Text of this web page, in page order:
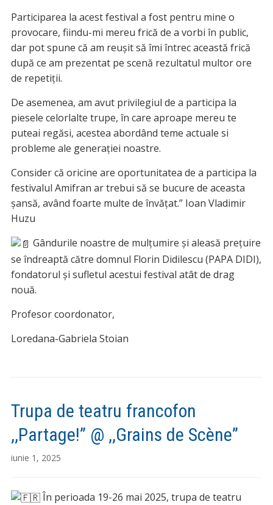
Participarea la acest festival a fost pentru mine o
provocare, fiindu-mi mereu frică de a vorbi în public,
dar pot spune că am reușit să îmi întrec această frică
după ce am prezentat pe scenă rezultatul multor ore
de repetiții.
De asemenea, am avut privilegiul de a participa la
piesele celorlalte trupe, în care aproape mereu te
puteai regăsi, acestea abordând teme actuale si
probleme ale generației noastre.
Consider că oricine are oportunitatea de a participa la
festivalul Amifran ar trebui să se bucure de aceasta
șansă, având foarte multe de învățat.” Ioan Vladimir
Huzu
Gândurile noastre de mulțumire și aleasă prețuire
se îndreaptă către domnul Florin Didilescu (PAPA DIDI),
fondatorul și sufletul acestui festival atât de drag
nouă.
Profesor coordonator,
Loredana-Gabriela Stoian
Trupa de teatru francofon
,,Partage!” @ ,,Grains de Scène”
iunie 1, 2025
În perioada 19-26 mai 2025, trupa de teatru